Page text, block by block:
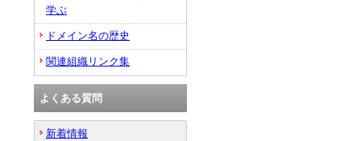
学ぶ
ドメイン名の歴史
関連組織リンク集
よくある質問
新着情報